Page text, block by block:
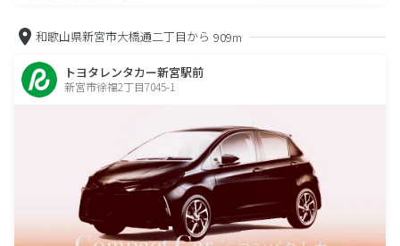
和歌山県新宮市大橋通二丁目から 909m
トヨタレンタカー新宮駅前
新宮市徐福2丁目7045-1